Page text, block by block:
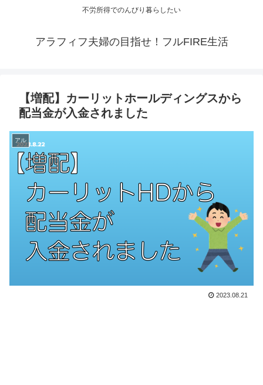
不労所得でのんびり暮らしたい
アラフィフ夫婦の目指せ！フルFIRE生活
【増配】カーリットホールディングスから
配当金が入金されました
アル
2023.08.21